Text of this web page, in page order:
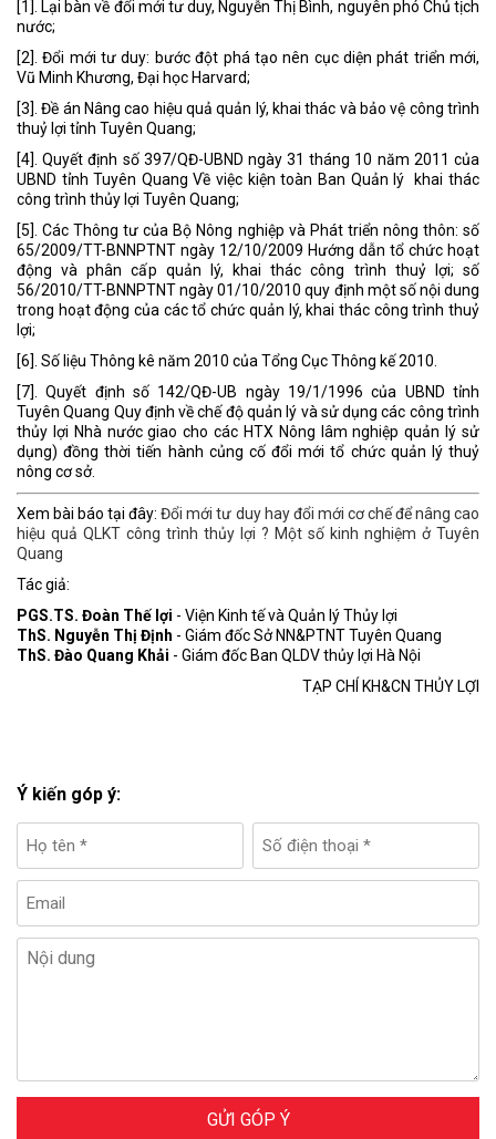
[1]. Lại bàn về đổi mới tư duy, Nguyễn Thị Bình, nguyên phó Chủ tịch
nước;
[2]. Đổi mới tư duy: bước đột phá tạo nên cục diện phát triển mới,
Vũ Minh Khương, Đại học Harvard;
[3]. Đề án Nâng cao hiệu quả quản lý, khai thác và bảo vệ công trình
thuỷ lợi tỉnh Tuyên Quang;
[4]. Quyết định số 397/QĐ-UBND ngày 31 tháng 10 năm 2011 của
UBND tỉnh Tuyên Quang Về việc kiện toàn Ban Quản lý khai thác
công trình thủy lợi Tuyên Quang;
[5]. Các Thông tư của Bộ Nông nghiệp và Phát triển nông thôn: số
65/2009/TT-BNNPTNT ngày 12/10/2009 Hướng dẫn tổ chức hoạt
động và phân cấp quản lý, khai thác công trình thuỷ lợi; số
56/2010/TT-BNNPTNT ngày 01/10/2010 quy định một số nội dung
trong hoạt động của các tổ chức quản lý, khai thác công trình thuỷ
lợi;
[6]. Số liệu Thông kê năm 2010 của Tổng Cục Thông kế 2010.
[7]. Quyết định số 142/QĐ-UB ngày 19/1/1996 của UBND tỉnh
Tuyên Quang Quy định về chế độ quản lý và sử dụng các công trình
thủy lợi Nhà nước giao cho các HTX Nông lâm nghiệp quản lý sử
dụng) đồng thời tiến hành củng cố đổi mới tổ chức quản lý thuỷ
nông cơ sở.
Xem bài báo tại đây:Đổi mới tư duy hay đổi mới cơ chế để nâng cao
hiệu quả QLKT công trình thủy lợi ? Một số kinh nghiệm ở Tuyên
Quang
Tác giả:
PGS.TS. Đoàn Thế lợi - Viện Kinh tế và Quản lý Thủy lợi
ThS. Nguyễn Thị Định - Giám đốc Sở NN&PTNT Tuyên Quang
ThS. Đào Quang Khải - Giám đốc Ban QLDV thủy lợi Hà Nội
TẠP CHÍ KH&CN THỦY LỢI
Ý kiến góp ý:
GỬI GÓP Ý